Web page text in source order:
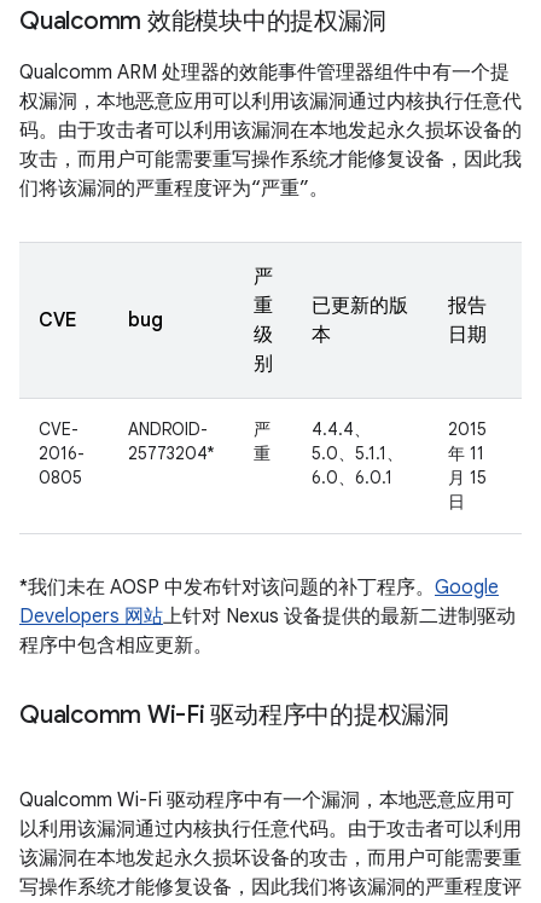
Qualcomm 效能模块中的提权漏洞
Qualcomm ARM 处理器的效能事件管理器组件中有一个提
权漏洞，本地恶意应用可以利用该漏洞通过内核执行任意代
码。由于攻击者可以利用该漏洞在本地发起永久损坏设备的
攻击，而用户可能需要重写操作系统才能修复设备，因此我
们将该漏洞的严重程度评为“严重”。
CVE bug
严
重
级
别
已更新的版
本
报告
日期
CVE-
2016-
0805
ANDROID-
25773204*
严
重
4.4.4、
5.0、5.1.1、
6.0、6.0.1
2015
年 11
月 15
日
*我们未在 AOSP 中发布针对该问题的补丁程序。 Google
Developers 网站上针对 Nexus 设备提供的最新二进制驱动
程序中包含相应更新。
Qualcomm Wi-Fi 驱动程序中的提权漏洞
Qualcomm Wi-Fi 驱动程序中有一个漏洞，本地恶意应用可
以利用该漏洞通过内核执行任意代码。由于攻击者可以利用
该漏洞在本地发起永久损坏设备的攻击，而用户可能需要重
写操作系统才能修复设备，因此我们将该漏洞的严重程度评